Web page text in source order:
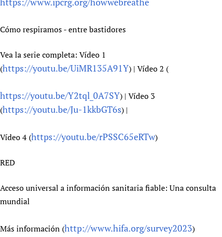
Cómo respiramos - entre bastidores
Vea la serie completa: Vídeo 1
(https://youtu.be/UiMR135A91Y) | Vídeo 2 (
https://youtu.be/Y2tql_0A7SY) | Vídeo 3
(https://youtu.be/Ju-1kkbGT6s) |
Vídeo 4 (https://youtu.be/rPSSC65eRTw)
RED
Acceso universal a información sanitaria fiable: Una consulta
mundial
Más información (http://www.hifa.org/survey2023)